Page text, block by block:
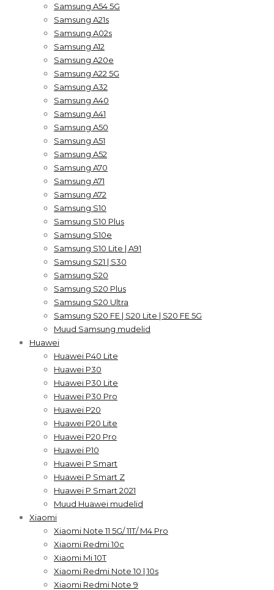
Samsung A54 5G
Samsung A21s
Samsung A02s
Samsung A12
Samsung A20e
Samsung A22 5G
Samsung A32
Samsung A40
Samsung A41
Samsung A50
Samsung A51
Samsung A52
Samsung A70
Samsung A71
Samsung A72
Samsung S10
Samsung S10 Plus
Samsung S10e
Samsung S10 Lite | A91
Samsung S21 | S30
Samsung S20
Samsung S20 Plus
Samsung S20 Ultra
Samsung S20 FE | S20 Lite | S20 FE 5G
Muud Samsung mudelid
Huawei
Huawei P40 Lite
Huawei P30
Huawei P30 Lite
Huawei P30 Pro
Huawei P20
Huawei P20 Lite
Huawei P20 Pro
Huawei P10
Huawei P Smart
Huawei P Smart Z
Huawei P Smart 2021
Muud Huawei mudelid
Xiaomi
Xiaomi Note 11 5G/ 11T/ M4 Pro
Xiaomi Redmi 10c
Xiaomi Mi 10T
Xiaomi Redmi Note 10 | 10s
Xiaomi Redmi Note 9